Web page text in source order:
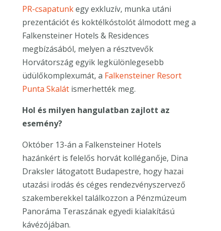
PR-csapatunkegyexkluzív, munka utáni
prezentációt és koktélkóstolót álmodott mega
FalkensteinerHotels & Residences
megbízásából, melyen a résztvevők
Horvátország egyik legkülönlegesebb
üdülőkomplexumát, a Falkensteiner Resort
Punta Skalátismerhették meg.
Hol és milyen hangulatban zajlott az
esemény?
Október 13-án a Falkensteiner Hotels
hazánkért is felelős horvát kolléganője, Dina
Draksler látogatott Budapestre, hogy hazai
utazási irodás és céges rendezvényszervező
szakemberekkel találkozzon a Pénzmúzeum
Panoráma Teraszának egyedi kialakítású
kávézójában.